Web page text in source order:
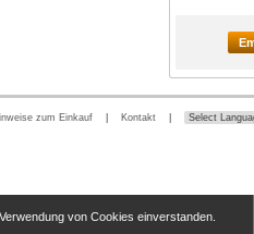
zum Einkauf Kontakt
von Cookies einverstanden.